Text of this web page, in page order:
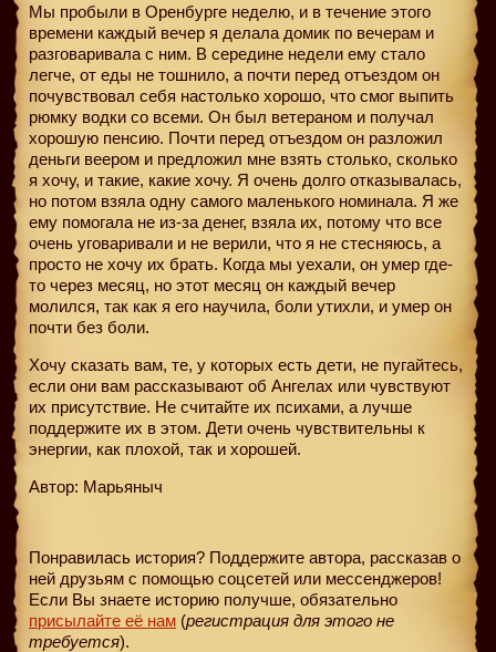
Мы пробыли в Оренбурге неделю, и в течение этого
времени каждый вечер я делала домик по вечерам и
разговаривала с ним. В середине недели ему стало
легче, от еды не тошнило, а почти перед отъездом он
почувствовал себя настолько хорошо, что смог выпить
рюмку водки со всеми. Он был ветераном и получал
хорошую пенсию. Почти перед отъездом он разложил
деньги веером и предложил мне взять столько, сколько
я хочу, и такие, какие хочу. Я очень долго отказывалась,
но потом взяла одну самого маленького номинала. Я же
ему помогала не из-за денег, взяла их, потому что все
очень уговаривали и не верили, что я не стесняюсь, а
просто не хочу их брать. Когда мы уехали, он умер где-
то через месяц, но этот месяц он каждый вечер
молился, так как я его научила, боли утихли, и умер он
почти без боли.
Хочу сказать вам, те, у которых есть дети, не пугайтесь,
если они вам рассказывают об Ангелах или чувствуют
их присутствие. Не считайте их психами, а лучше
поддержите их в этом. Дети очень чувствительны к
энергии, как плохой, так и хорошей.
Автор: Марьяныч
Понравилась история? Поддержите автора, рассказав о
ней друзьям с помощью соцсетей или мессенджеров!
Если Вы знаете историю получше, обязательно
присылайте её нам (регистрация для этого не
требуется).